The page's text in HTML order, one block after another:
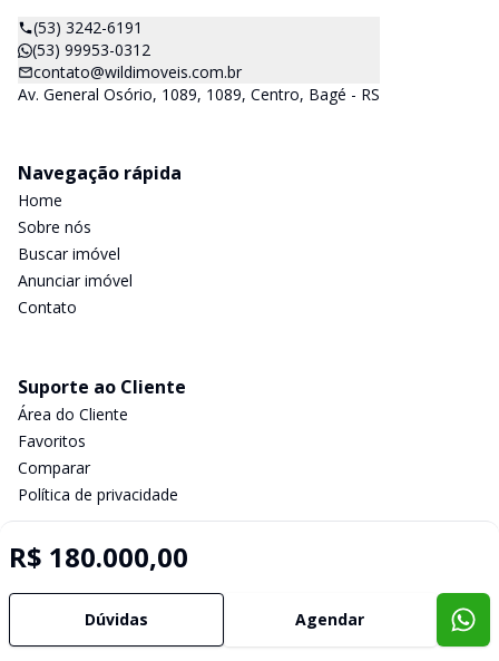
R$ 180.000,00
Dúvidas Agendar
(53) 3242-6191
(53) 99953-0312
contato@wildimoveis.com.br
Av. General Osório, 1089, 1089, Centro, Bagé - RS
Navegação rápida
Home
Sobre nós
Buscar imóvel
Anunciar imóvel
Contato
Suporte ao Cliente
Área do Cliente
Favoritos
Comparar
Política de privacidade
Selo de Tecnologia Loft